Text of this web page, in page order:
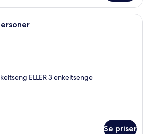
Et hotelværelse med skrivebord, to
ELLER 3 enkeltsenge
Se priser